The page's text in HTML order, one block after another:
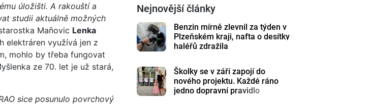
úložišti. A rakouští a
studii aktuálně možných
Maňovic Lenka
elektráren využívá jen z
mohlo by třeba fungovat
ze 70. let je už stará,
sice posunulo povrchový
Nejnovější články
Benzin mírně zlevnil za týden v
Plzeňském kraji, nafta o desítky
haléřů zdražila
Školky se v září zapojí do
nového projektu. Každé ráno
jedno dopravní pravidlo